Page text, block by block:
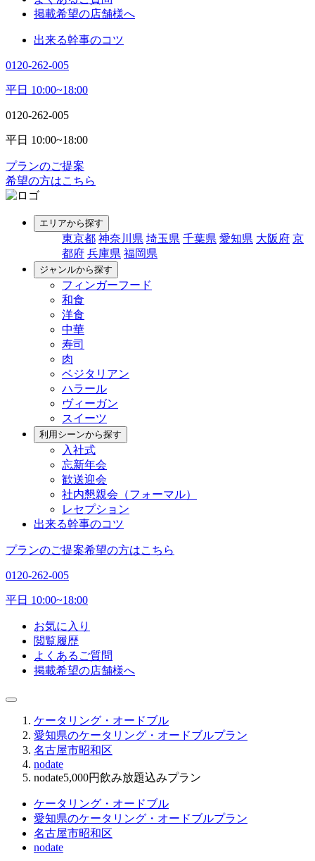
掲載希望の店舗様へ
出来る幹事のコツ
0120-262-005
平日 10:00~18:00
0120-262-005
平日 10:00~18:00
プランのご提案
希望の方はこちら
エリアから探す
東京都 神奈川県 埼玉県 千葉県 愛知県 大阪府 京
都府 兵庫県 福岡県
ジャンルから探す
フィンガーフード
和食
洋食
中華
寿司
肉
ベジタリアン
ハラール
ヴィーガン
スイーツ
利用シーンから探す
入社式
忘新年会
歓送迎会
社内懇親会（フォーマル）
レセプション
出来る幹事のコツ
プランのご提案希望の方はこちら
0120-262-005
平日 10:00~18:00
お気に入り
閲覧履歴
よくあるご質問
掲載希望の店舗様へ
ケータリング・オードブル
愛知県のケータリング・オードブルプラン
名古屋市昭和区
nodate
nodate5,000円飲み放題込みプラン
ケータリング・オードブル
愛知県のケータリング・オードブルプラン
名古屋市昭和区
nodate